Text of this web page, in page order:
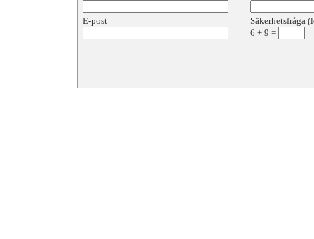
E-post
Säkerhetsfråga
6 + 9 =